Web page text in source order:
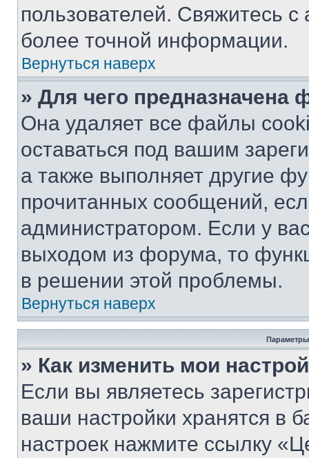
пользователей. Свяжитесь
более точной информации.
Вернуться наверх
» Для чего предназначена
Она удаляет все файлы
оставаться под вашим
а также выполняет другие
прочитанных сообщений,
администратором. Если у
выходом из форума, то
в решении этой проблемы.
Вернуться наверх
Параметры
» Как изменить мои
Если вы являетесь
ваши настройки хранятся в
настроек нажмите ссылку